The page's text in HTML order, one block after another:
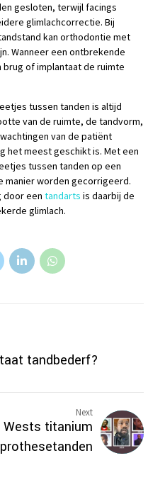
gesloten, terwijl facings
glimlachcorrectie. Bij
kan orthodontie met
Wanneer een ontbrekende
brug of implantaat de ruimte
tussen tanden is altijd
van de ruimte, de tandvorm,
van de patiënt
het meest geschikt is. Met een
tussen tanden op een
manier worden gecorrigeerd.
door een tandarts is daarbij de
glimlach.
tandbederf?
Next
Wests titanium
prothesetanden